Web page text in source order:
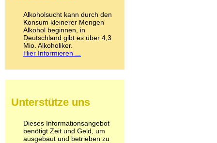
LSD
Marihuana
Medikamente
Meskalin
Metamphetamin
Methadon
Pilze
Psychopharmaka
Schlafmittel
Schmerzmittel
Alkoholsucht kann durch den
Konsum kleinerer Mengen
Alkohol beginnen, in
Deutschland gibt es über 4,3
Mio. Alkoholiker.
Hier Informieren ...
Unterstütze uns
Dieses Informationsangebot
benötigt Zeit und Geld, um
ausgebaut und betrieben zu